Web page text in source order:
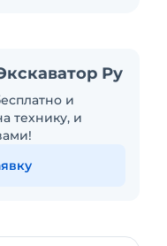
Ру
и
технику, и